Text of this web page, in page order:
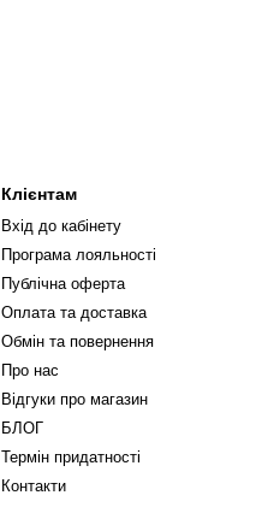
Клієнтам
Вхід до кабінету
Програма лояльності
Публічна оферта
Оплата та доставка
Обмін та повернення
Про нас
Відгуки про магазин
БЛОГ
Термін придатності
Контакти